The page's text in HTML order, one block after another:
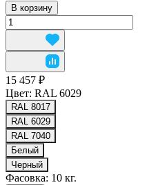
В корзину
15 457 ₽
Цвет: RAL 6029
RAL 8017
RAL 6029
RAL 7040
Белый
Черный
Фасовка: 10 кг.